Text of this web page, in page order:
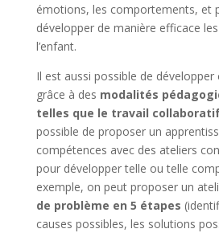
émotions, les comportements, et
développer de manière efficace
l’enfant.
Il est aussi possible de
grâce à des modalités
telles que le travail
possible de proposer un
compétences avec des ateliers
pour développer telle ou telle
exemple, on peut proposer un
de problème en 5 étapes
causes possibles, les solutions